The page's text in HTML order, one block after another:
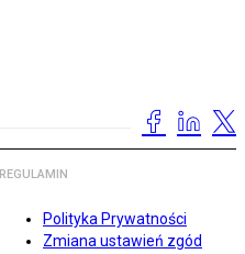
REGULAMIN
Polityka Prywatności
Zmiana ustawień zgód